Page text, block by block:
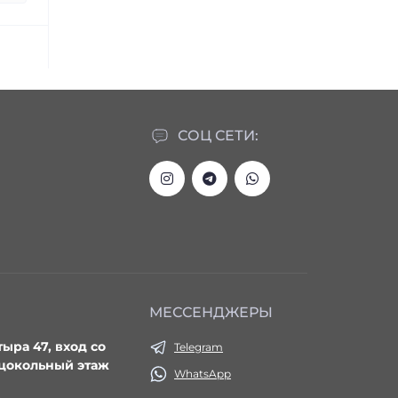
СОЦ СЕТИ:
47, вход со
этаж
МЕССЕНДЖЕРЫ
Telegram
WhatsApp